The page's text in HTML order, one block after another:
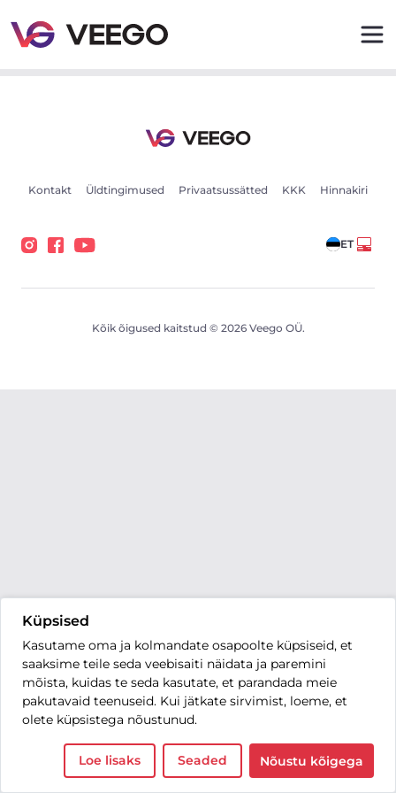
Küpsised
Kasutame oma ja kolmandate osapoolte küpsiseid, et
saaksime teile seda veebisaiti näidata ja paremini
mõista, kuidas te seda kasutate, et parandada meie
pakutavaid teenuseid. Kui jätkate sirvimist, loeme, et
olete küpsistega nõustunud.
Loe lisaks Seaded Nõustu kõigega
Kontakt Üldtingimused Privaatsussätted KKK Hinnakiri
ET
Kõik õigused kaitstud © 2026 Veego OÜ.